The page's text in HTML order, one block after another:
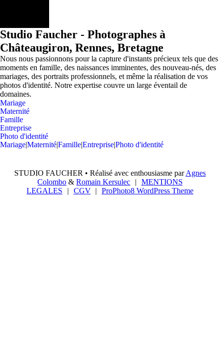
Studio Faucher - Photographes à
Châteaugiron, Rennes, Bretagne
Nous nous passionnons pour la capture d'instants précieux tels que des
moments en famille, des naissances imminentes, des nouveau-nés, des
mariages, des portraits professionnels, et même la réalisation de vos
photos d'identité. Notre expertise couvre un large éventail de
domaines.
Mariage
Maternité
Famille
Entreprise
Photo d'identité
Mariage|Maternité|Famille|Entreprise|Photo d'identité
STUDIO FAUCHER • Réalisé avec enthousiasme parAgnes
Colombo &Romain Kersulec |
MENTIONS
LEGALES
| CGV | ProPhoto8 WordPress Theme